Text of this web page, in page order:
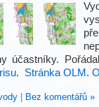
účastníky.
. Stránka OLM .
Bez komentářů »